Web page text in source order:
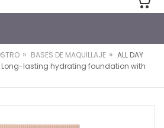
» BASES DE MAQUILLAJE » ALL DAY
Long-lasting hydrating foundation with